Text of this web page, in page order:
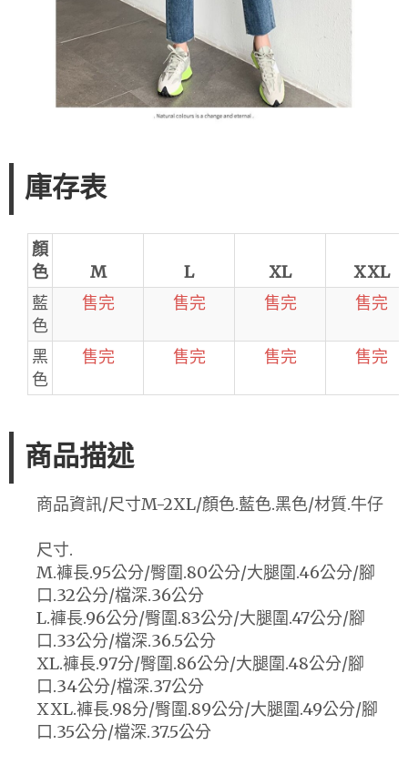
庫存表
顏
色
M L XL
XXL
藍
色
售完 售完 售完 售完
黑
色
售完 售完 售完 售完
商品描述
商品資訊/尺寸M-2XL/顏色.藍色.黑色/材質.牛仔
尺寸.
M.褲長.95公分/臀圍.80公分/大腿圍.46公分/腳
口.32公分/檔深.36公分
L.褲長.96公分/臀圍.83公分/大腿圍.47公分/腳
口.33公分/檔深.36.5公分
XL.褲長.97分/臀圍.86公分/大腿圍.48公分/腳
口.34公分/檔深.37公分
XXL.褲長.98分/臀圍.89公分/大腿圍.49公分/腳
口.35公分/檔深.37.5公分